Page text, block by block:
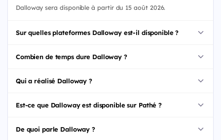
Dalloway sera disponible à partir du 15 août 2026.
Sur quelles plateformes Dalloway est-il disponible ?
Combien de temps dure Dalloway ?
Qui a réalisé Dalloway ?
Est-ce que Dalloway est disponible sur Pathé ?
De quoi parle Dalloway ?